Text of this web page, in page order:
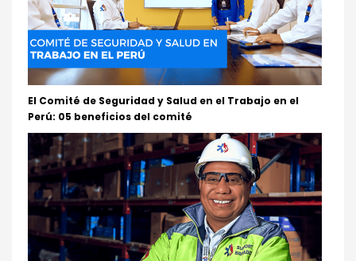
El Comité de Seguridad y Salud en el Trabajo en el
Perú: 05 beneficios del comité